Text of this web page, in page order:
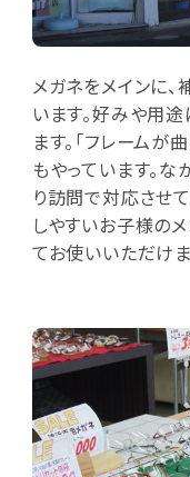
メガネをメインに
います。好みや用
ます。「フレームが
もやっています。
り訪問で対応させ
しやすいお子様の
てお使いいただけま